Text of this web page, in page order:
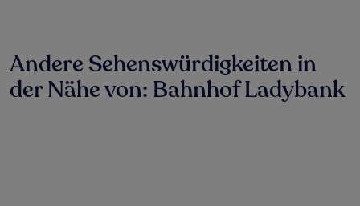
24 Stunden
für
einen
Andere Sehenswürdigkeiten in
der Nähe von: Bahnhof Ladybank